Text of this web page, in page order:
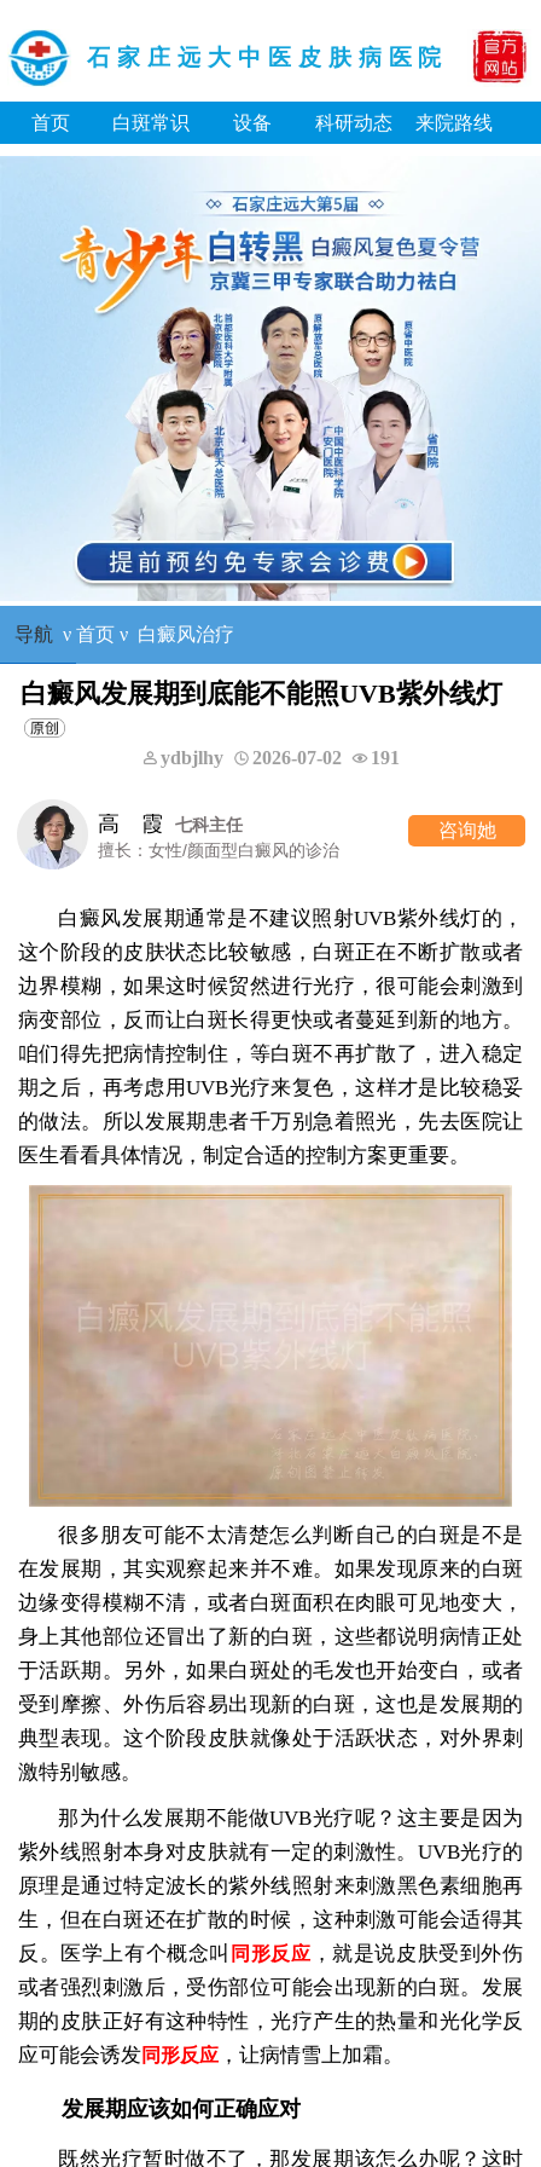
石家庄远大中医皮肤病医院
首页 白斑常识 设备 科研动态 来院路线
导航 ν 首页ν 白癜风治疗
白癜风发展期到底能不能照UVB紫外线灯
ydbjlhy 2026-07-02 191
高 霞
七科主任
擅长：女性/颜面型白癜风的诊治
咨询她
白癜风发展期通常是不建议照射UVB紫外线灯的，
这个阶段的皮肤状态比较敏感，白斑正在不断扩散或者
边界模糊，如果这时候贸然进行光疗，很可能会刺激到
病变部位，反而让白斑长得更快或者蔓延到新的地方。
咱们得先把病情控制住，等白斑不再扩散了，进入稳定
期之后，再考虑用UVB光疗来复色，这样才是比较稳妥
的做法。所以发展期患者千万别急着照光，先去医院让
医生看看具体情况，制定合适的控制方案更重要。
很多朋友可能不太清楚怎么判断自己的白斑是不是
在发展期，其实观察起来并不难。如果发现原来的白斑
边缘变得模糊不清，或者白斑面积在肉眼可见地变大，
身上其他部位还冒出了新的白斑，这些都说明病情正处
于活跃期。另外，如果白斑处的毛发也开始变白，或者
受到摩擦、外伤后容易出现新的白斑，这也是发展期的
典型表现。这个阶段皮肤就像处于活跃状态，对外界刺
激特别敏感。
那为什么发展期不能做UVB光疗呢？这主要是因为
紫外线照射本身对皮肤就有一定的刺激性。UVB光疗的
原理是通过特定波长的紫外线照射来刺激黑色素细胞再
生，但在白斑还在扩散的时候，这种刺激可能会适得其
反。医学上有个概念叫 同形反应 ，就是说皮肤受到外伤
或者强烈刺激后，受伤部位可能会出现新的白斑。发展
期的皮肤正好有这种特性，光疗产生的热量和光化学反
应可能会诱发同形反应，让病情雪上加霜。
发展期应该如何正确应对
既然光疗暂时做不了，那发展期该怎么办呢？这时